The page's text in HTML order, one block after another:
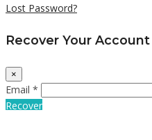
Lost Password?
Recover Your Account
×
Email *
Recover